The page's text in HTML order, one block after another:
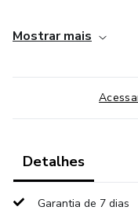
nuance foi
mantendo a
harmônicas e como
explorar a forma
para criar tensão e
Mostrar mais
Detalhes
Garantia de 7 dias